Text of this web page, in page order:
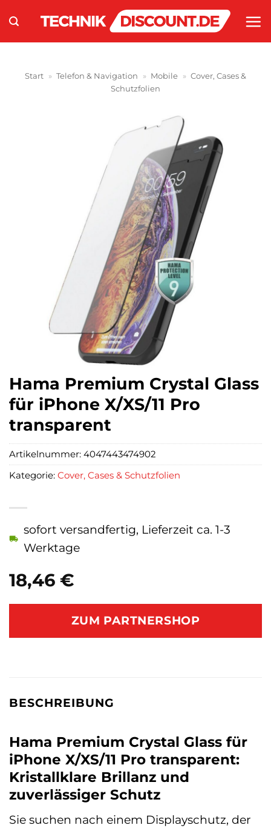
Inhalt
springen
Start » Telefon & Navigation » Mobile » Cover, Cases &
Schutzfolien
Hama Premium Crystal Glass
für iPhone X/XS/11 Pro
transparent
18,46 €
sofort versandfertig, Lieferzeit ca. 1-3
Werktage
ZUM PARTNERSHOP
Artikelnummer: 4047443474902
Kategorie: Cover, Cases & Schutzfolien
BESCHREIBUNG
Hama Premium Crystal Glass für
iPhone X/XS/11 Pro transparent:
Kristallklare Brillanz und
zuverlässiger Schutz
Sie suchen nach einem Displayschutz, der